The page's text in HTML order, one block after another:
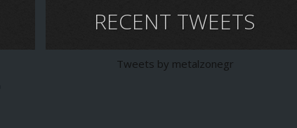
RECENT TWEETS
Tweets by metalzonegr